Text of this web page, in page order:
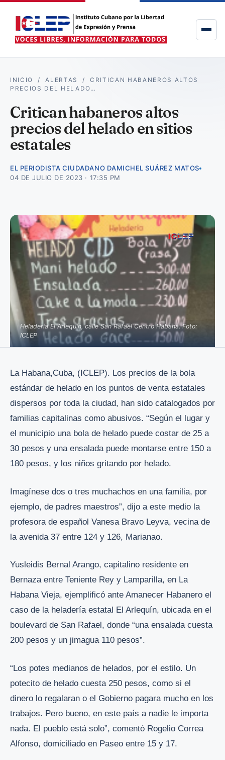
INICIO /ALERTAS /CRITICAN HABANEROS ALTOS
PRECIOS DEL HELADO…
Critican habaneros altos
precios del helado en sitios
estatales
EL PERIODISTA CIUDADANO DAMICHEL SUÁREZ MATOS
04 DE JULIO DE 2023 · 17:35 PM
Heladería El Arlequín, calle San Rafael Centro Habana. Foto:
ICLEP
La Habana,Cuba, (ICLEP). Los precios de la bola
estándar de helado en los puntos de venta estatales
dispersos por toda la ciudad, han sido catalogados por
familias capitalinas como abusivos. “Según el lugar y
el municipio una bola de helado puede costar de 25 a
30 pesos y una ensalada puede montarse entre 150 a
180 pesos, y los niños gritando por helado.
Imagínese dos o tres muchachos en una familia, por
ejemplo, de padres maestros”, dijo a este medio la
profesora de español Vanesa Bravo Leyva, vecina de
la avenida 37 entre 124 y 126, Marianao.
Yusleidis Bernal Arango, capitalino residente en
Bernaza entre Teniente Rey y Lamparilla, en La
Habana Vieja, ejemplificó ante Amanecer Habanero el
caso de la heladería estatal El Arlequín, ubicada en el
boulevard de San Rafael, donde “una ensalada cuesta
200 pesos y un jimagua 110 pesos”.
“Los potes medianos de helados, por el estilo. Un
potecito de helado cuesta 250 pesos, como si el
dinero lo regalaran o el Gobierno pagara mucho en los
trabajos. Pero bueno, en este país a nadie le importa
nada. El pueblo está solo”, comentó Rogelio Correa
Alfonso, domiciliado en Paseo entre 15 y 17.